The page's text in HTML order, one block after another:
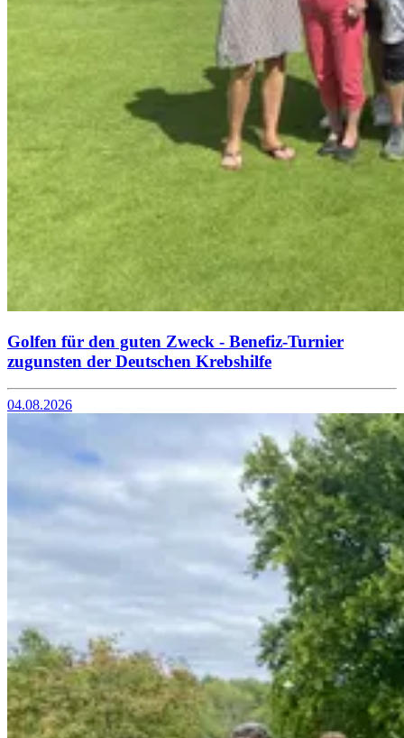
Golfen für den guten Zweck - Benefiz-Turnier
zugunsten der Deutschen Krebshilfe
04.08.2026